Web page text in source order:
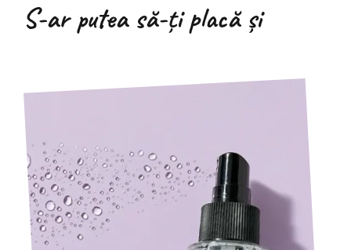
S-ar putea să-ți placă și